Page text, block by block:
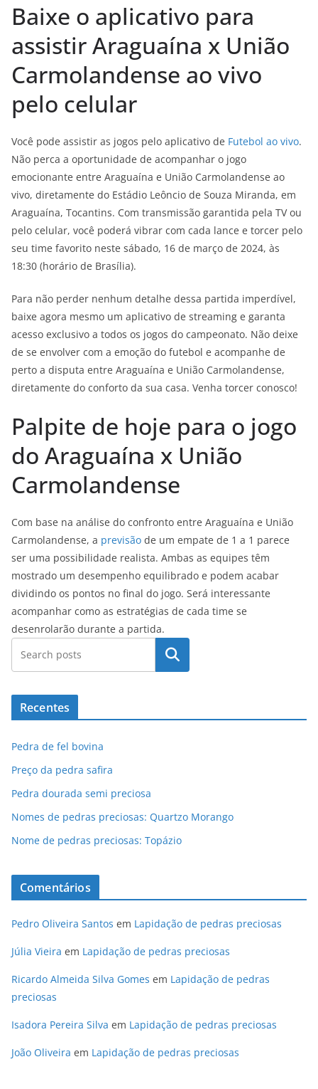
Baixe o aplicativo para
assistir Araguaína x União
Carmolandense ao vivo
pelo celular
Você pode assistir as jogos pelo aplicativo de Futebol ao vivo.
Não perca a oportunidade de acompanhar o jogo
emocionante entre Araguaína e União Carmolandense ao
vivo, diretamente do Estádio Leôncio de Souza Miranda, em
Araguaína, Tocantins. Com transmissão garantida pela TV ou
pelo celular, você poderá vibrar com cada lance e torcer pelo
seu time favorito neste sábado, 16 de março de 2024, às
18:30 (horário de Brasília).
Para não perder nenhum detalhe dessa partida imperdível,
baixe agora mesmo um aplicativo de streaming e garanta
acesso exclusivo a todos os jogos do campeonato. Não deixe
de se envolver com a emoção do futebol e acompanhe de
perto a disputa entre Araguaína e União Carmolandense,
diretamente do conforto da sua casa. Venha torcer conosco!
Palpite de hoje para o jogo
do Araguaína x União
Carmolandense
Com base na análise do confronto entre Araguaína e União
Carmolandense, a previsão de um empate de 1 a 1 parece
ser uma possibilidade realista. Ambas as equipes têm
mostrado um desempenho equilibrado e podem acabar
dividindo os pontos no final do jogo. Será interessante
acompanhar como as estratégias de cada time se
desenrolarão durante a partida.
Pesquisar
Recentes
Pedra de fel bovina
Preço da pedra safira
Pedra dourada semi preciosa
Nomes de pedras preciosas: Quartzo Morango
Nome de pedras preciosas: Topázio
Comentários
Pedro Oliveira Santos em Lapidação de pedras preciosas
Júlia Vieira em Lapidação de pedras preciosas
Ricardo Almeida Silva Gomes em Lapidação de pedras
preciosas
Isadora Pereira Silva em Lapidação de pedras preciosas
João Oliveira em Lapidação de pedras preciosas